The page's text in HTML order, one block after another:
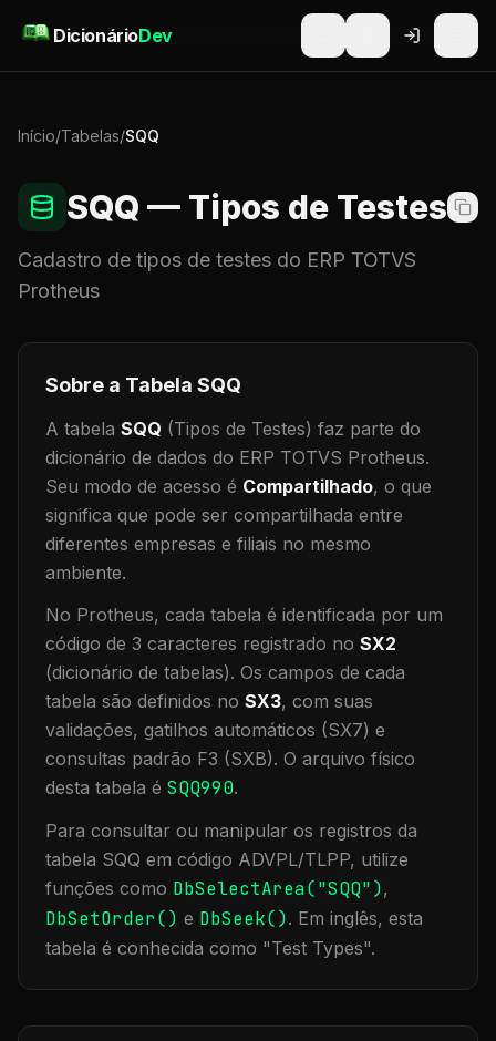
DicionárioDev
Início/Tabelas/SQQ
SQQ — Tipos de Testes
Cadastro de tipos de testes do ERP TOTVS
Protheus
Sobre a Tabela SQQ
A tabela SQQ (Tipos de Testes) faz parte do
dicionário de dados do ERP TOTVS Protheus.
Seu modo de acesso é Compartilhado, o que
significa que pode ser compartilhada entre
diferentes empresas e filiais no mesmo
ambiente.
No Protheus, cada tabela é identificada por um
código de 3 caracteres registrado no SX2
(dicionário de tabelas). Os campos de cada
tabela são definidos no SX3, com suas
validações, gatilhos automáticos (SX7) e
consultas padrão F3 (SXB). O arquivo físico
desta tabela é SQQ990.
Para consultar ou manipular os registros da
tabela SQQ em código ADVPL/TLPP, utilize
funções como DbSelectArea("SQQ"),
DbSetOrder() e DbSeek(). Em inglês, esta
tabela é conhecida como "Test Types".